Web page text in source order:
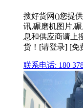
搜好货网()您提
讯,碾磨机图片,
息和供应商请上
货！[请登录] [免
联系电话: 180